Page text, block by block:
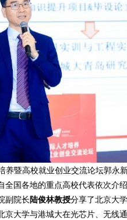
养暨高校就业创业交流论坛郭永
全国各地的重点高校代表依次介
副院长陆俊林教授分享了北京大
大学与港城大在光芯片、无线